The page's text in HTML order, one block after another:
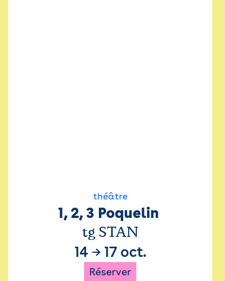
théâtre
1, 2, 3 Poquelin
tg STAN
14→ 17 oct.
Réserver